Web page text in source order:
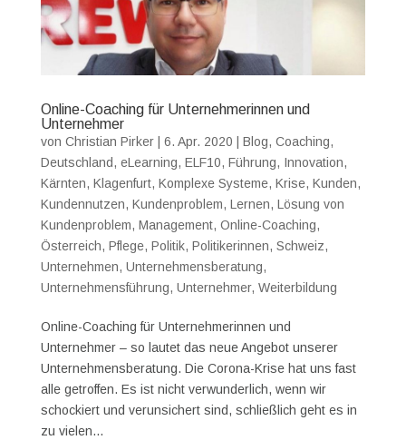
Online-Coaching für Unternehmerinnen und
Unternehmer
von Christian Pirker| 6. Apr. 2020 Blog, Coaching,
Deutschland, eLearning, ELF10, Führung, Innovation,
Kärnten, Klagenfurt, Komplexe Systeme, Krise, Kunden,
Kundennutzen, Kundenproblem, Lernen, Lösung von
Kundenproblem, Management, Online-Coaching,
Österreich, Pflege, Politik, Politikerinnen, Schweiz,
Unternehmen, Unternehmensberatung,
Unternehmensführung, Unternehmer, Weiterbildung
Online-Coaching für Unternehmerinnen und
Unternehmer – so lautet das neue Angebot unserer
Unternehmensberatung. Die Corona-Krise hat uns fast
alle getroffen. Es ist nicht verwunderlich, wenn wir
schockiert und verunsichert sind, schließlich geht es in
zu vielen...